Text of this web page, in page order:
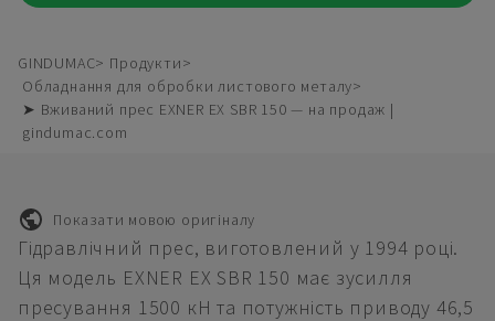
GINDUMAC
Продукти
Обладнання для обробки листового металу
➤ Вживаний прес EXNER EX SBR 150 — на продаж |
gindumac.com
Показати мовою оригіналу
Гідравлічний прес, виготовлений у 1994 році.
Ця модель EXNER EX SBR 150 має зусилля
пресування 1500 кН та потужність приводу 46,5